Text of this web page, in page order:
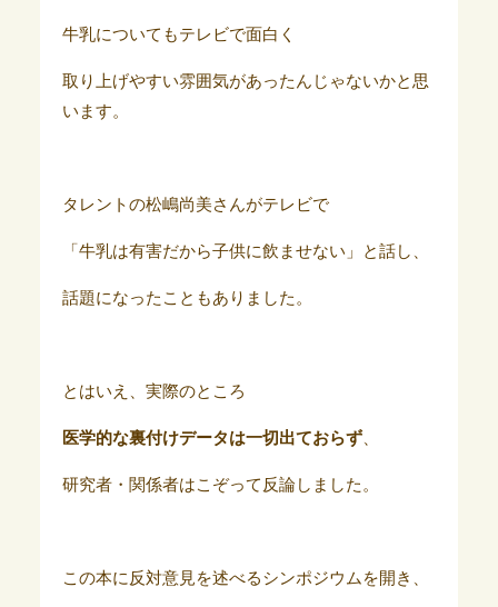
牛乳についてもテレビで面白く
取り上げやすい雰囲気があったんじゃないかと思
います。
タレントの松嶋尚美さんがテレビで
「牛乳は有害だから子供に飲ませない」と話し、
話題になったこともありました。
とはいえ、実際のところ
医学的な裏付けデータは一切出ておらず、
研究者・関係者はこぞって反論しました。
この本に反対意見を述べるシンポジウムを開き、